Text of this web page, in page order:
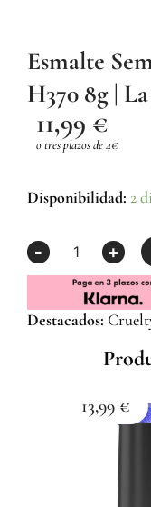
Esmalte
H370 8g |
11,99 €
o tres plazos de 4€
Disponibilidad: 2
-
Esmalte
H370
8g
Femme
+
Destacados:
13,99 €